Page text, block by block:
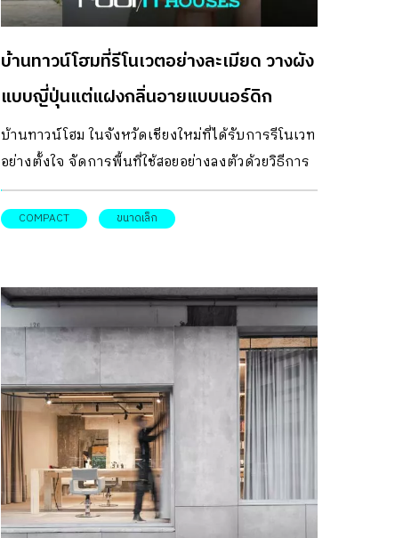
ยาวออกแนวสูงจนถึงชั้นที่สามแต่กลับโปร่งโล่งด้วย
ชั้นบนที่เป็น Living room รวมทั้งการเลือกใช้บาน
กระจกเปิดรับแสงธรรมชาติเพื่อเชื่อมโยงพื้นที่ภายใน
ภายนอกเข้าด้วยกันอีกทาง เปิดโล่งตั้งแต่พื้นจนถึง
ดาดฟ้า การออกแบบโดยยึดหลักMontessori(แนว
การศึกษาที่เน้นความอิสระและสร้างสรรค์ของผู้
เรียน)ทำให้พื้นที่เล่น สวน และองค์ประกอบถูกร้อย
เรียงเป็น Playgroud ขนาดใหญ่ที่ลูก ๆ สามารถเรียน
พื้นที่นอกรั้วที่มีต้นไม้ใหญ่ถึง 3 ต้น จึงทำให้แม้พื้นที่
สวนของบ้านหลังนี้แผ่ไกลออกไปจากรั้วของบ้านเอง
ร้อยเรียงพื้นที่ด้วยเปลือกอาคาร […]
บ้านทาวน์โฮมที่รีโนเวตอย่างละเมียด วางผัง
แบบญี่ปุ่นแต่แฝงกลิ่นอายแบบนอร์ดิก
บ้านทาวน์โฮม ในจังหวัดเชียงใหม่ที่ได้รับการรีโนเวท
อย่างตั้งใจ จัดการพื้นที่ใช้สอยอย่างลงตัวด้วยวิธีการ
ที่แยบยล เติมกลิ่นอายความละเมียดแบบล้านนาด้วย
งานไม้ และหินขัด(Terrazzo) และหัวใจสำคัญคือการ
จาก Chana Mahayosanun
(fb.com/Chana.Mahayosanun) ผู้เป็นทั้งเจ้าของและ
สถาปนิกที่ออกแบบทุกสิ่งอย่างตั้งแต่สถาปัตยกรรม
ออกแบบภายใน จนถึงเฟอร์นิเจอร์ใน บ้านทาวน์โฮม
หลังนี้ รีโนเวตตึกแถวเก่าให้กลายเป็นบ้านเดี่ยวทัน
สมัยพร้อมสวนในบ้าน บ้านหลังนี้เป็นบ้านเดิมที่คุณ
นาเคยอยู่กับพี่สาวตั้งแต่สมัยมัธยมปลาย จนกระทั่ง
ได้ไปเรียนต่อทางด้านสถาปัตยกรรมที่กรุงเทพฯ
บ้านก็ถูกทิ้งร้างไว้ไม่ได้มีคนเข้าไปใช้การมากนัก
COMPACT ขนาดเล็ก